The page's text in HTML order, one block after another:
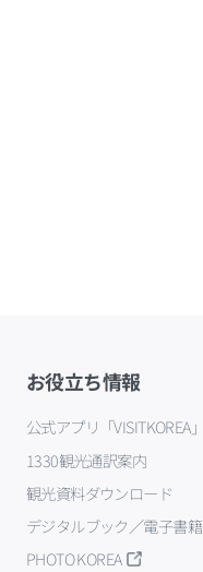
お役立ち情報
公式アプリ「VISITKOREA」
1330観光通訳案内
観光資料ダウンロード
デジタルブック／電子書籍
PHOTO KOREA